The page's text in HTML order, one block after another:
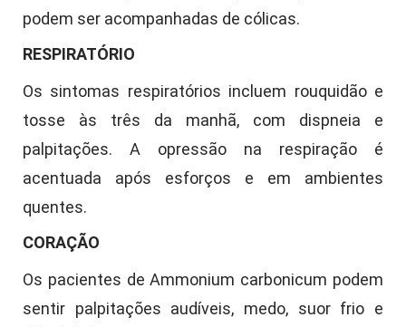
podem ser acompanhadas de cólicas.
RESPIRATÓRIO
Os sintomas respiratórios incluem rouquidão e
tosse às três da manhã, com dispneia e
palpitações. A opressão na respiração é
acentuada após esforços e em ambientes
quentes.
CORAÇÃO
Os pacientes de Ammonium carbonicum podem
sentir palpitações audíveis, medo, suor frio e